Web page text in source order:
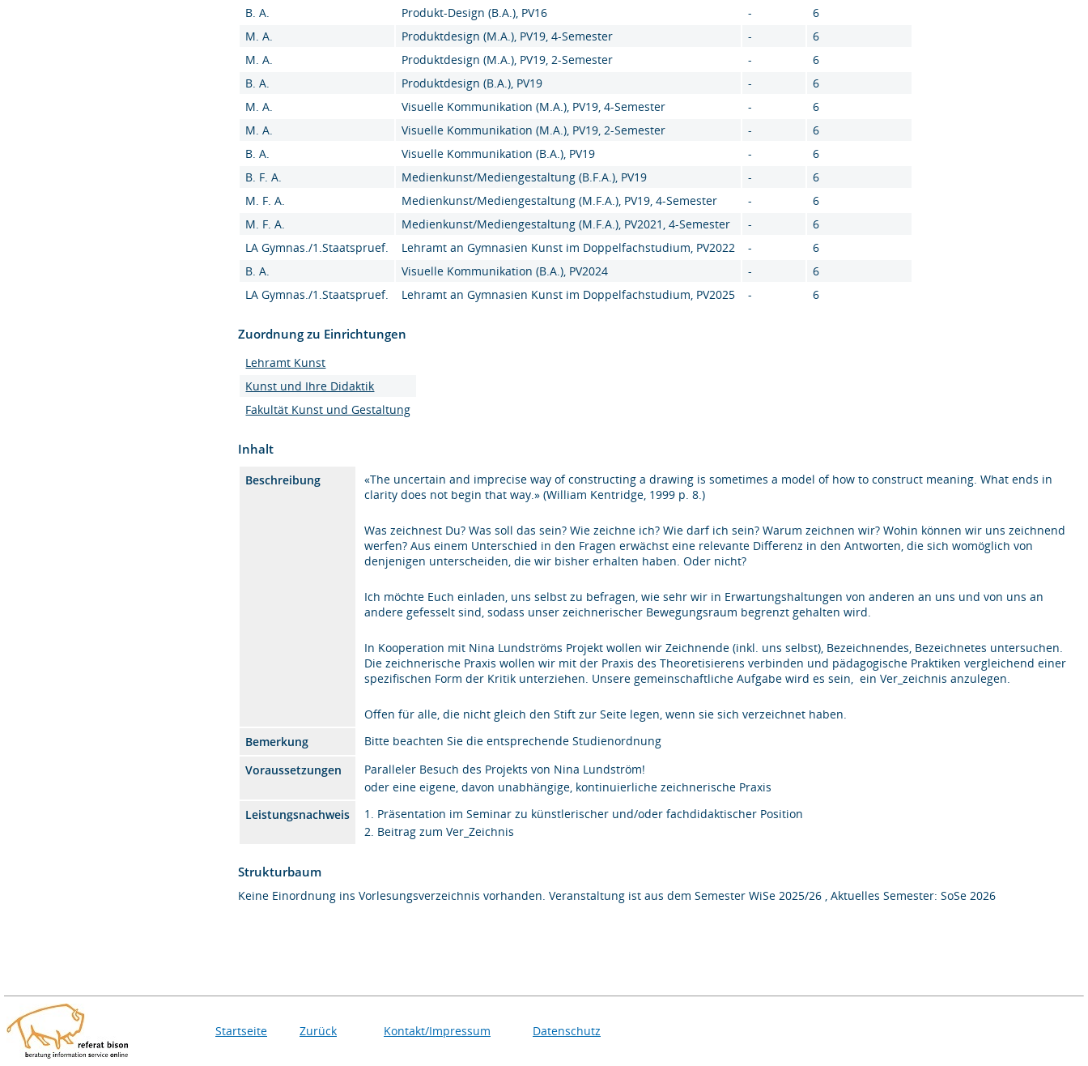
B. A.
Produkt-Design (B.A.), PV16 -
6
M. A.
Produktdesign (M.A.), PV19, 4-Semester -
6
M. A.
Produktdesign (M.A.), PV19, 2-Semester -
6
B. A.
Produktdesign (B.A.), PV19 -
6
M. A.
Visuelle Kommunikation (M.A.), PV19, 4-Semester -
6
M. A.
Visuelle Kommunikation (M.A.), PV19, 2-Semester -
6
B. A.
Visuelle Kommunikation (B.A.), PV19 -
6
B. F. A.
Medienkunst/Mediengestaltung (B.F.A.), PV19 -
6
M. F. A.
Medienkunst/Mediengestaltung (M.F.A.), PV19, 4-Semester -
6
M. F. A.
Medienkunst/Mediengestaltung (M.F.A.), PV2021, 4-Semester -
6
LA Gymnas./1.Staatspruef.
Lehramt an Gymnasien Kunst im Doppelfachstudium, PV2022 -
6
B. A.
Visuelle Kommunikation (B.A.), PV2024 -
6
LA Gymnas./1.Staatspruef.
Lehramt an Gymnasien Kunst im Doppelfachstudium, PV2025 - 6
Zuordnung zu Einrichtungen
Lehramt Kunst
Kunst und Ihre Didaktik
Fakultät Kunst und Gestaltung
Inhalt
Beschreibung
«The uncertain and imprecise way of constructing a drawing is sometimes a model of how to construct meaning. What ends in
clarity does not begin that way.» (William Kentridge, 1999 p. 8.)
Was zeichnest Du? Was soll das sein? Wie zeichne ich? Wie darf ich sein? Warum zeichnen wir? Wohin können wir uns zeichnend
werfen? Aus einem Unterschied in den Fragen erwächst eine relevante Differenz in den Antworten, die sich womöglich von
denjenigen unterscheiden, die wir bisher erhalten haben. Oder nicht?
Ich möchte Euch einladen, uns selbst zu befragen, wie sehr wir in Erwartungshaltungen von anderen an uns und von uns an
andere gefesselt sind, sodass unser zeichnerischer Bewegungsraum begrenzt gehalten wird.
In Kooperation mit Nina Lundströms Projekt wollen wir Zeichnende (inkl. uns selbst), Bezeichnendes, Bezeichnetes untersuchen.
Die zeichnerische Praxis wollen wir mit der Praxis des Theoretisierens verbinden und pädagogische Praktiken vergleichend einer
spezifischen Form der Kritik unterziehen. Unsere gemeinschaftliche Aufgabe wird es sein, ein Ver_zeichnis anzulegen.
Offen für alle, die nicht gleich den Stift zur Seite legen, wenn sie sich verzeichnet haben.
Bemerkung
Bitte beachten Sie die entsprechende Studienordnung
Voraussetzungen
Paralleler Besuch des Projekts von Nina Lundström!
oder eine eigene, davon unabhängige, kontinuierliche zeichnerische Praxis
Leistungsnachweis
1. Präsentation im Seminar zu künstlerischer und/oder fachdidaktischer Position
2. Beitrag zum Ver_Zeichnis
Strukturbaum
Keine Einordnung ins Vorlesungsverzeichnis vorhanden. Veranstaltung ist aus dem Semester WiSe 2025/26 , Aktuelles Semester: SoSe 2026
Startseite Zurück Kontakt/Impressum Datenschutz